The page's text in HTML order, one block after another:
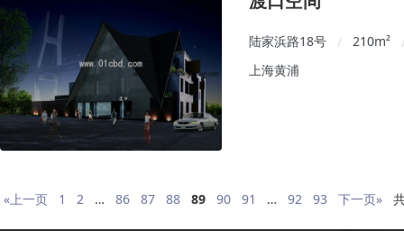
陆家浜路18号 / 210m²
上海黄浦
«上一页 1 2 … 86 87 88 89 90 91 … 92 93 下一页»